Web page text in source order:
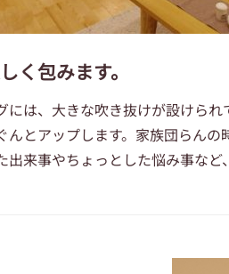
く包みます。
は、大きな吹き抜けが設けられ
とアップします。家族団らんの
来事やちょっとした悩み事など